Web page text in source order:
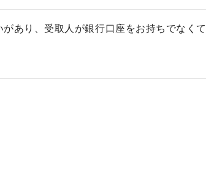
り、受取人が銀行口座をお持ちでなくて